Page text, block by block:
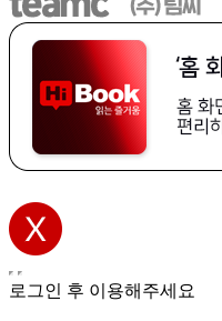
로그인 후 이용해주세요